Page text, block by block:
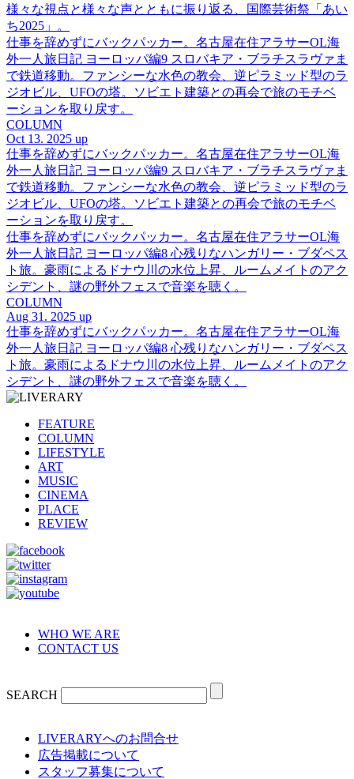
様々な視点と様々な声とともに振り返る、国際芸術祭「あい
ち2025」。
仕事を辞めずにバックパッカー。名古屋在住アラサーOL海
外一人旅日記 ヨーロッパ編9 スロバキア・ブラチスラヴァま
で鉄道移動。ファンシーな水色の教会、逆ピラミッド型のラ
ジオビル、UFOの塔。ソビエト建築との再会で旅のモチベ
ーションを取り戻す。
COLUMN
Oct 13. 2025 up
仕事を辞めずにバックパッカー。名古屋在住アラサーOL海
外一人旅日記 ヨーロッパ編9 スロバキア・ブラチスラヴァま
で鉄道移動。ファンシーな水色の教会、逆ピラミッド型のラ
ジオビル、UFOの塔。ソビエト建築との再会で旅のモチベ
ーションを取り戻す。
仕事を辞めずにバックパッカー。名古屋在住アラサーOL海
外一人旅日記 ヨーロッパ編8 心残りなハンガリー・ブダペス
ト旅。豪雨によるドナウ川の水位上昇、ルームメイトのアク
シデント、謎の野外フェスで音楽を聴く。
COLUMN
Aug 31. 2025 up
仕事を辞めずにバックパッカー。名古屋在住アラサーOL海
外一人旅日記 ヨーロッパ編8 心残りなハンガリー・ブダペス
ト旅。豪雨によるドナウ川の水位上昇、ルームメイトのアク
シデント、謎の野外フェスで音楽を聴く。
FEATURE
COLUMN
LIFESTYLE
ART
MUSIC
CINEMA
PLACE
REVIEW
WHO WE ARE
CONTACT US
SEARCH
LIVERARYへのお問合せ
広告掲載について
スタッフ募集について